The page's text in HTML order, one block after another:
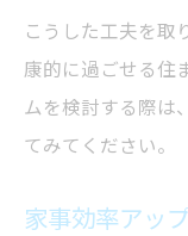
こうした工夫を取
康的に過ごせる住
ムを検討する際は
てみてください。
家事効率アッ